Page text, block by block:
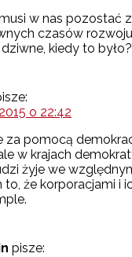
w nas pozostać z
czasów rozwoju
kiedy to było?
o 22:42
za pomocą
w krajach
żyje we
że korporacjami i
pisze: